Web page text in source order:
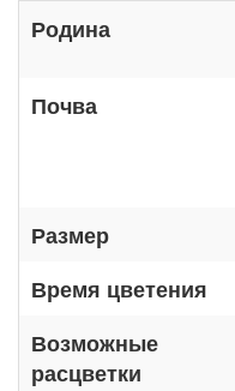
Родина
Почва
Размер
Время цветения
Возможные
расцветки